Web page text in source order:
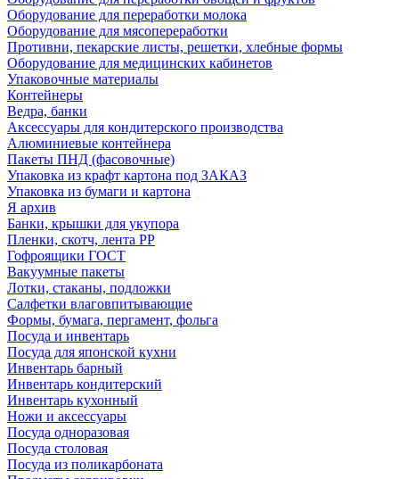
Оборудование для переработки молока
Оборудование для мясопереработки
Противни, пекарские листы, решетки, хлебные формы
Оборудование для медицинских кабинетов
Упаковочные материалы
Контейнеры
Ведра, банки
Аксессуары для кондитерского производства
Алюминиевые контейнера
Пакеты ПНД (фасовочные)
Упаковка из крафт картона под ЗАКАЗ
Упаковка из бумаги и картона
Я архив
Банки, крышки для укупора
Пленки, скотч, лента РР
Гофроящики ГОСТ
Вакуумные пакеты
Лотки, стаканы, подложки
Салфетки влаговпитывающие
Формы, бумага, пергамент, фольга
Посуда и инвентарь
Посуда для японской кухни
Инвентарь барный
Инвентарь кондитерский
Инвентарь кухонный
Ножи и аксессуары
Посуда одноразовая
Посуда столовая
Посуда из поликарбоната